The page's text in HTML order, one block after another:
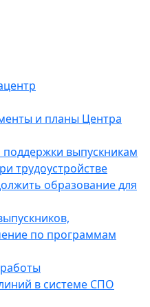
и планы Центра
выпускникам
трудоустройстве
образование для
по программам
в системе СПО